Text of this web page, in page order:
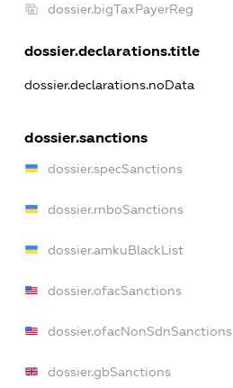
dossier.bigTaxPayerReg
dossier.declarations.title
dossier.declarations.noData
dossier.sanctions
dossier.specSanctions
dossier.rnboSanctions
dossier.amkuBlackList
dossier.ofacSanctions
dossier.ofacNonSdnSanctions
dossier.gbSanctions